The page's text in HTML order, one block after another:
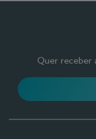
Quer receber